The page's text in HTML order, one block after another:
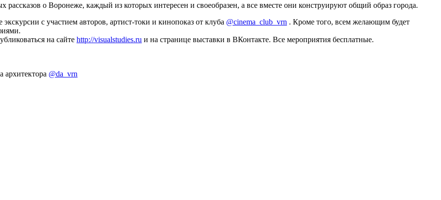
рассказов о Воронеже, каждый из которых интересен и своеобразен, а все вместе они конструируют общий образ города.
с участием авторов, артист-токи и кинопоказ от клуба @cinema_club_vrn . Кроме того, всем желающим будет
на сайте http://visualstudies.ru и на странице выставки в ВКонтакте. Все мероприятия бесплатные.
@da_vrn